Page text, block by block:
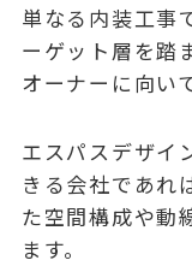
単なる内装工事
ーゲット層を踏
オーナーに向い
エスパスデザイ
きる会社であれ
た空間構成や動
ます。